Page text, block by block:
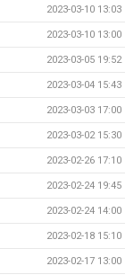
2023-03-10 13:03
2023-03-10 13:00
2023-03-05 19:52
2023-03-04 15:43
2023-03-03 17:00
2023-03-02 15:30
2023-02-26 17:10
2023-02-24 19:45
2023-02-24 14:00
2023-02-18 15:10
2023-02-17 13:00